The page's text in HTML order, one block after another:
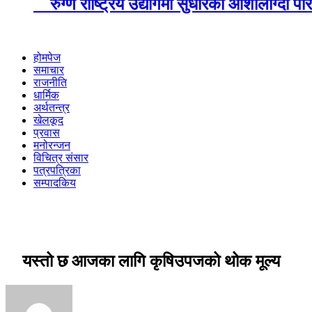
रुग्ण राष्ट्रिय उद्योगमा सुधारका आशालाग्दा
होमपेज
समाचार
राजनीति
धार्मिक
अर्थतन्त्र
खेलकूद
प्रवास
मनोरन्जन
विचित्र संसार
पत्रपत्रिका
सम्पादकिय
यस्तो छ आजका लागि कृषिउपजको थोक मूल्य